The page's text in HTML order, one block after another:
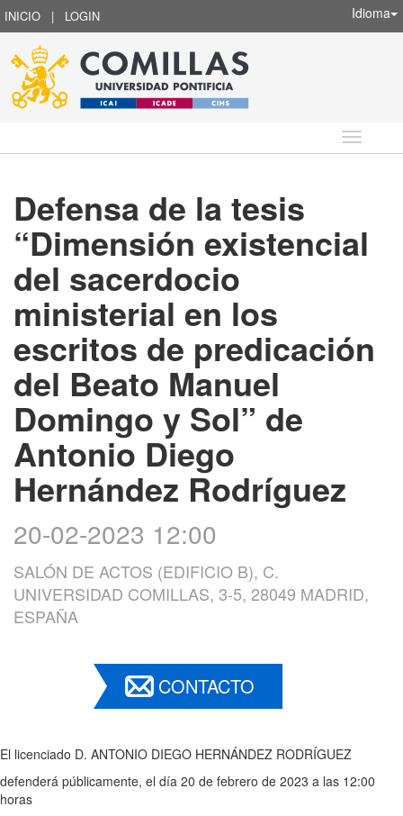
INICIO | LOGIN Idioma
Idioma
Defensa de la tesis
“Dimensión existencial
del sacerdocio
ministerial en los
escritos de predicación
del Beato Manuel
Domingo y Sol” de
Antonio Diego
Hernández Rodríguez
20-02-2023 12:00
SALÓN DE ACTOS (EDIFICIO B), C.
UNIVERSIDAD COMILLAS, 3-5, 28049 MADRID,
ESPAÑA
CONTACTO
El licenciado D. ANTONIO DIEGO HERNÁNDEZ RODRÍGUEZ
defenderá públicamente, el día 20 de febrero de 2023 a las 12:00
horas